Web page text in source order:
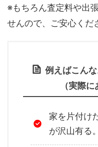
※もちろん査定料や出
せんので、ご安心くだ
例えばこん
（実際
家を片付け
が沢山有る。